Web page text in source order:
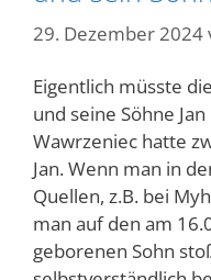
29. Dezember 2024
Eigentlich müsste
und seine Söhne
Wawrzeniec hatte
Jan. Wenn man in
Quellen, z.B. bei
man auf den am
geborenen Sohn